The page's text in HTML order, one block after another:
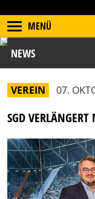
MENÜ
NEWS
VEREIN 07.
SGD